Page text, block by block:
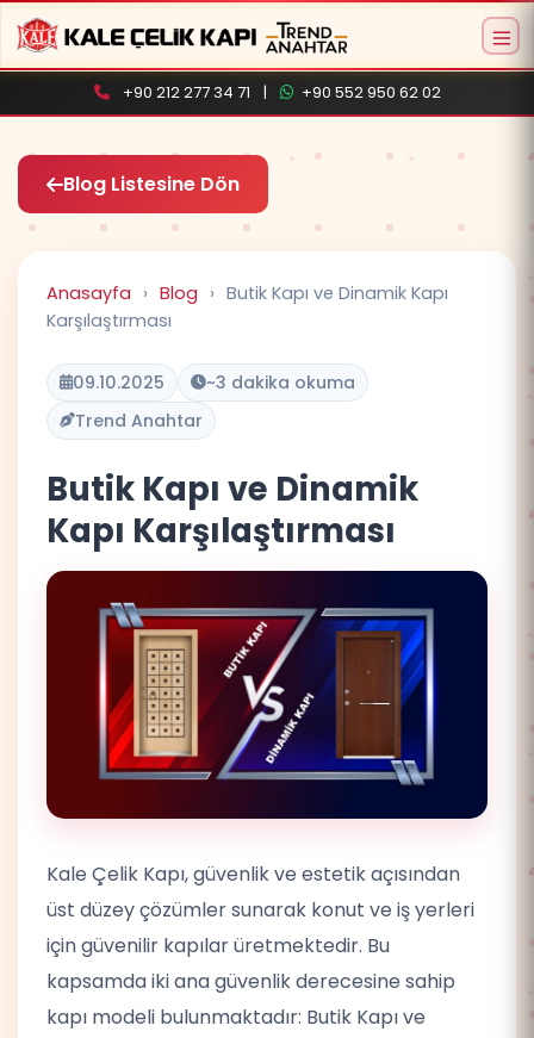
+90 212 277 34 71 | +90 552 950 62 02
Aramaya başlamak için ürün adı veya model
Blog Listesine Dön
Anasayfa › Blog › Butik Kapı ve Dinamik Kapı
Karşılaştırması
09.10.2025
~3 dakika okuma
Trend Anahtar
Butik Kapı ve Dinamik
Kapı Karşılaştırması
Kale Çelik Kapı, güvenlik ve estetik açısından
üst düzey çözümler sunarak konut ve iş yerleri
için güvenilir kapılar üretmektedir. Bu
kapsamda iki ana güvenlik derecesine sahip
kapı modeli bulunmaktadır: Butik Kapı ve